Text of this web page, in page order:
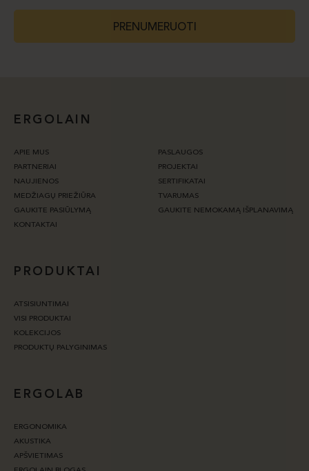
PRENUMERUOTI
ERGOLAIN
APIE MUS
PASLAUGOS
PARTNERIAI
PROJEKTAI
NAUJIENOS
SERTIFIKATAI
MEDŽIAGŲ PRIEŽIŪRA
TVARUMAS
GAUKITE PASIŪLYMĄ
GAUKITE NEMOKAMĄ IŠPLANAVIMĄ
KONTAKTAI
PRODUKTAI
ATSISIUNTIMAI
VISI PRODUKTAI
KOLEKCIJOS
PRODUKTŲ PALYGINIMAS
ERGOLAB
ERGONOMIKA
AKUSTIKA
APŠVIETIMAS